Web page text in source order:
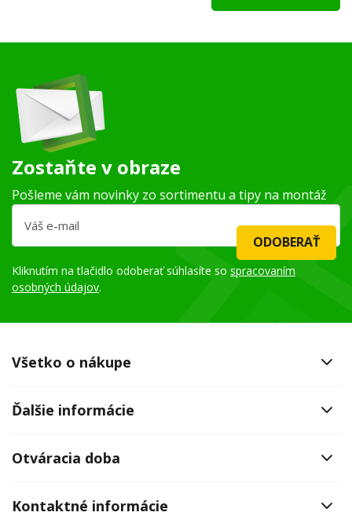
Zostaňte v obraze
Pošleme vám novinky zo sortimentu a tipy na montáž
ODOBERAŤ
Kliknutím na tlačidlo odoberať súhlasíte so spracovaním
osobných údajov.
Všetko o nákupe
Ďalšie informácie
Otváracia doba
Kontaktné informácie